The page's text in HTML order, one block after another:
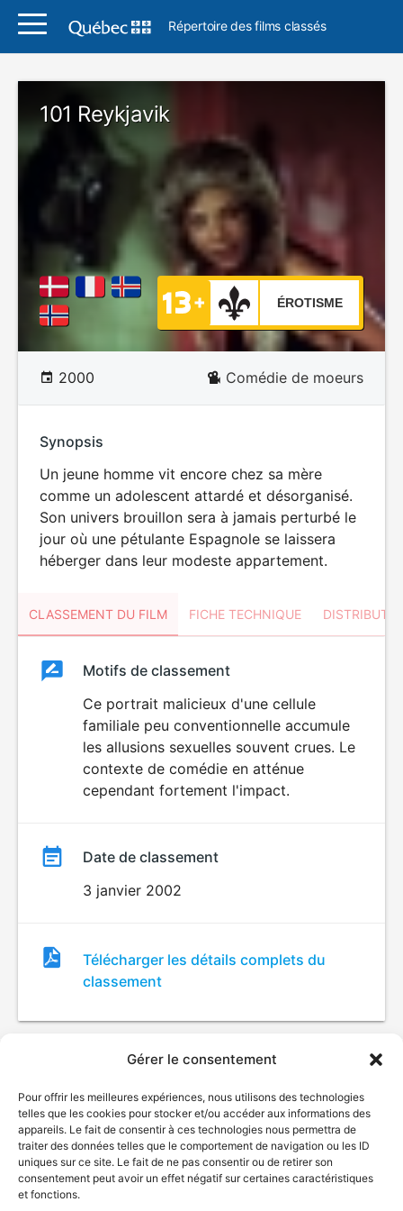
Gérer le consentement
Pour offrir les meilleures expériences, nous utilisons des technologies
telles que les cookies pour stocker et/ou accéder aux informations des
appareils. Le fait de consentir à ces technologies nous permettra de
traiter des données telles que le comportement de navigation ou les ID
uniques sur ce site. Le fait de ne pas consentir ou de retirer son
consentement peut avoir un effet négatif sur certaines caractéristiques
et fonctions.
Répertoire des films classés
101 Reykjavik
ÉROTISME
2000 Comédie de moeurs
Synopsis
Un jeune homme vit encore chez sa mère
comme un adolescent attardé et désorganisé.
Son univers brouillon sera à jamais perturbé le
jour où une pétulante Espagnole se laissera
héberger dans leur modeste appartement.
CLASSEMENT DU FILM FICHE TECHNIQUE
ClassementClassement
ÉROTISME
Motifs de classement
Ce portrait malicieux d'une cellule
familiale peu conventionnelle accumule
les allusions sexuelles souvent crues. Le
contexte de comédie en atténue
cependant fortement l'impact.
Date de classement
3 janvier 2002
Fichier
de
classement
Télécharger les détails complets du
classement
© Gouvernement du Québec, 2026